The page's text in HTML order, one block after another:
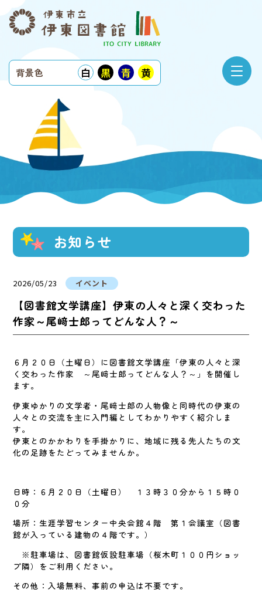
背景色 白 黒 青 黄
お知らせ
2026/05/23 イベント
【図書館文学講座】伊東の人々と深く交わった
作家～尾﨑士郎ってどんな人？～
６月２０日（土曜日）に図書館文学講座「伊東の人々と深
く交わった作家 ～尾﨑士郎ってどんな人？～」を開催し
ます。
伊東ゆかりの文学者・尾﨑士郎の人物像と同時代の伊東の
人々との交流を主に入門編としてわかりやすく紹介しま
す。
伊東とのかかわりを手掛かりに、地域に残る先人たちの文
化の足跡をたどってみませんか。
日時：６月２０日（土曜日） １３時３０分から１５時０
０分
場所：生涯学習センター中央会館４階 第１会議室（図書
館が入っている建物の４階です。）
※駐車場は、図書館仮設駐車場（桜木町１００円ショッ
プ隣）をご利用ください。
その他：入場無料、事前の申込は不要です。